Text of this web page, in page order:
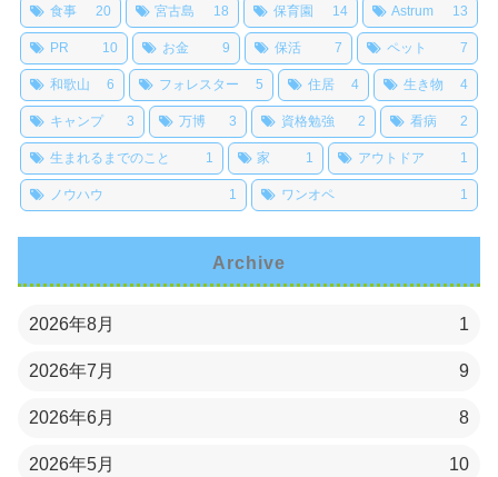
食事 20 宮古島 18 保育園 14 Astrum 13
PR 10 お金 9 保活 7 ペット 7
和歌山 6 フォレスター 5 住居 4 生き物 4
キャンプ 3 万博 3 資格勉強 2 看病 2
生まれるまでのこと 1 家 1 アウトドア 1
ノウハウ 1 ワンオペ 1
Archive
2026年8月 1
2026年7月 9
2026年6月 8
2026年5月 10